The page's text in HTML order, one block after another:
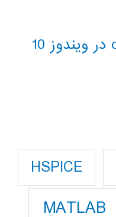
HSPICE
MATLAB